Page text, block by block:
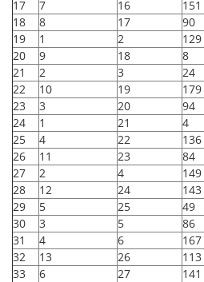
17
7 16 151
18
8 17 90
19
1 2 129
20
9 18 8
21
2 3 24
22
10 19 179
23
3 20 94
24
1 21 4
25
4 22 136
26
11 23 84
27
2 4 149
28
12 24 143
29
5 25 49
30
3 5 86
31
4 6 167
32
13 26 113
33
6 27 141